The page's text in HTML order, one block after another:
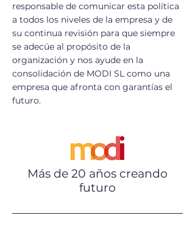
responsable de comunicar esta política
a todos los niveles de la empresa y de
su continua revisión para que siempre
se adecúe al propósito de la
organización y nos ayude en la
consolidación de MODI SL como una
empresa que afronta con garantías el
futuro.
Más de 20 años creando
futuro